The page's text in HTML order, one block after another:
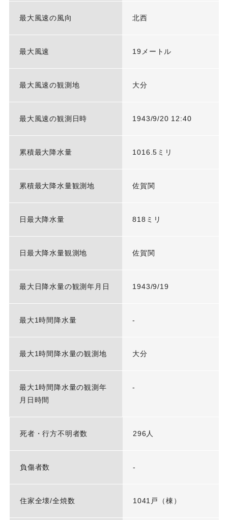
最大風速の風向 北西
最大風速 19メートル
最大風速の観測地 大分
最大風速の観測日時 1943/9/20 12:40
累積最大降水量 1016.5ミリ
累積最大降水量観測地 佐賀関
日最大降水量 818ミリ
日最大降水量観測地 佐賀関
最大日降水量の観測年月日 1943/9/19
最大1時間降水量 -
最大1時間降水量の観測地 大分
最大1時間降水量の観測年
月日時間
-
死者・行方不明者数 296人
負傷者数 -
住家全壊/全焼数 1041戸（棟）